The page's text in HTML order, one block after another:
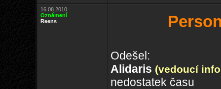
16.08.2010
Oznámení
Reens
Odešel:
Alidaris (vedoucí
nedostatek času